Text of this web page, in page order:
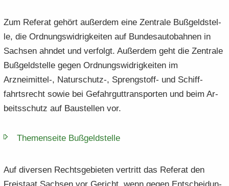
Zum Re­fe­rat ge­hört au­ßer­dem eine Zen­tra­le Buß­geld­stel­
le, die Ord­nungs­wid­rig­kei­ten auf Bun­des­au­to­bah­nen in
Sach­sen ahn­det und ver­folgt. Au­ßer­dem geht die Zen­tra­le
Buß­geld­stel­le gegen Ord­nungs­wid­rig­kei­ten im
Arzneimittel-​, Naturschutz-​, Sprengstoff-​ und Schiff­
fahrts­recht sowie bei Ge­fahr­gut­trans­por­ten und beim Ar­
beits­schutz auf Bau­stel­len vor.
The­men­sei­te Buß­geld­stel­le
Auf di­ver­sen Rechts­ge­bie­ten ver­tritt das Re­fe­rat den